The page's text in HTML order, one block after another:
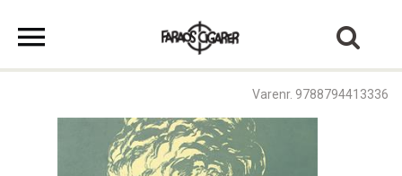
Varenr. 9788794413336